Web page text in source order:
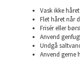
Vask ikke
Flet håret når
Frisér eller
Anvend
Undgå
Anvend gerne